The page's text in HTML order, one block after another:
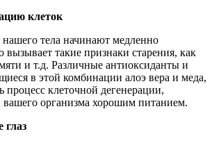
клеток
нашего тела начинают медленно
вызывает такие признаки старения, как
и т.д. Различные антиоксиданты и
в этой комбинации алоэ вера и меда,
процесс клеточной дегенерации,
вашего организма хорошим питанием.
глаз